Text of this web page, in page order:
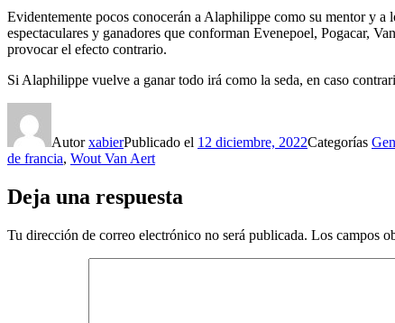
Evidentemente pocos conocerán a Alaphilippe como su mentor y a
espectaculares y ganadores que conforman Evenepoel, Pogacar,
provocar el efecto contrario.
Si Alaphilippe vuelve a ganar todo irá como la seda, en caso
AutorxabierPublicado el 12 diciembre, 2022Categorías
de francia, Wout Van Aert
Deja una respuesta
Tu dirección de correo electrónico no será publicada. Los campos